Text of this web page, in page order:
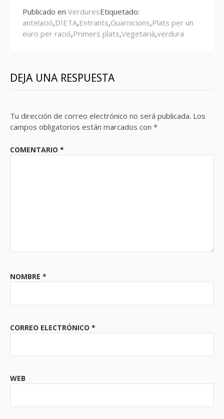
Publicado en VerduresEtiquetado:
antelació,DIETA,Entrants,Guarnicions,Plats per un
euro per ració,Primers plats,Vegetarià,verdura
DEJA UNA RESPUESTA
Tu dirección de correo electrónico no será publicada. Los
campos obligatorios están marcados con *
COMENTARIO *
NOMBRE *
CORREO ELECTRÓNICO *
WEB